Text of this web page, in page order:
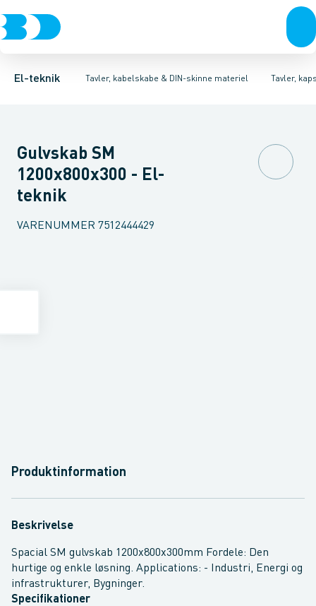
El-teknik Tavler, kabelskabe & DIN-skinne materiel
Afbrydere, stikkontakter & lampeudtagForgreningsmateriel
Tavler,
Tavler, kapsling og rackskabe Fordelings-/byggepladstavler
Ventilationsplade (indkapsling/skab)Dækplade / mærkeplade
Gulvskab SM
1200x800x300 - El-
teknik
VARENUMMER 7512444429
Produktinformation
Beskrivelse
Spacial SM gulvskab 1200x800x300mm Fordele: Den
hurtige og enkle løsning. Applications: - Industri, Energi og
infrastrukturer, Bygninger.
Specifikationer